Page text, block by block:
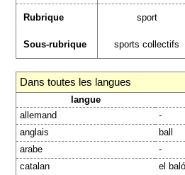
Rubrique sport
Sous-rubrique sports collectifs
Dans toutes les langues
langue
allemand
-
anglais
ball
arabe
-
catalan
el